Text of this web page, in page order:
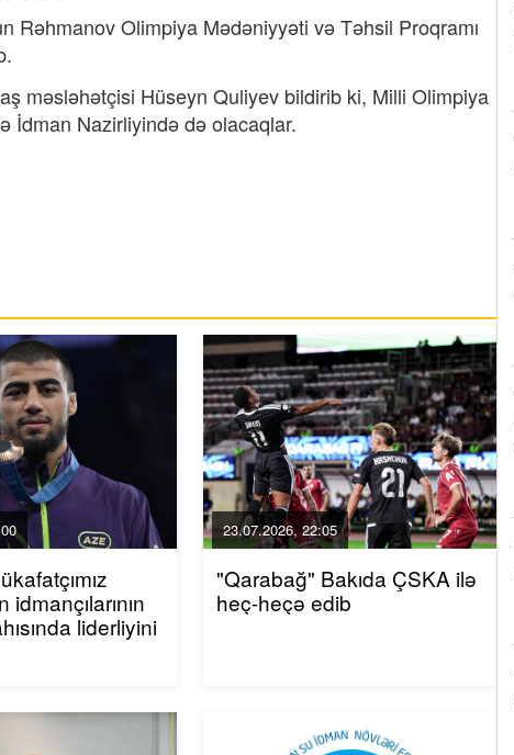
Rəhmanov Olimpiya Mədəniyyəti və Təhsil Proqramı
məsləhətçisi Hüseyn Quliyev bildirib ki, Milli Olimpiya
İdman Nazirliyində də olacaqlar.
liderliyini
23.07.2026, 22:05
"Qarabağ" Bakıda ÇSKA ilə
heç-heçə edib